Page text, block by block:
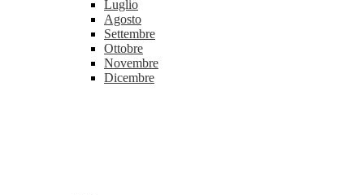
Luglio
Agosto
Settembre
Ottobre
Novembre
Dicembre